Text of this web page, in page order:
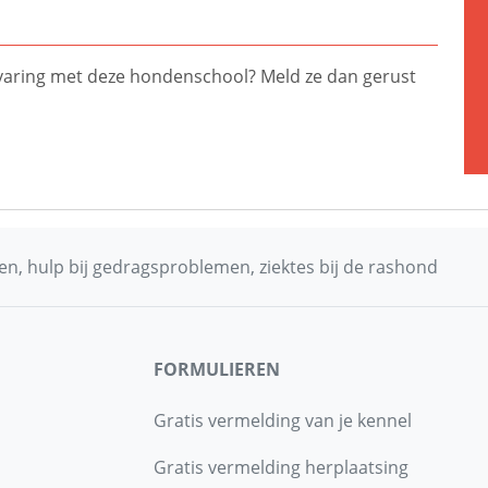
met deze hondenschool? Meld ze dan gerust
hulp bij gedragsproblemen, ziektes bij de rashond
FORMULIEREN
Gratis vermelding van je kennel
Gratis vermelding herplaatsing